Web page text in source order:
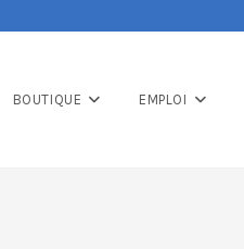
BOUTIQUE EMPLOI